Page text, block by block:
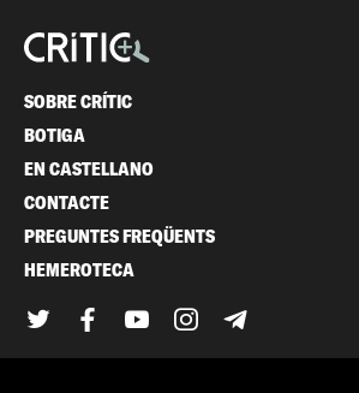
SOBRE CRÍTIC
BOTIGA
EN CASTELLANO
CONTACTE
PREGUNTES FREQÜENTS
HEMEROTECA
TwitterFacebook
YouTubeInstagram